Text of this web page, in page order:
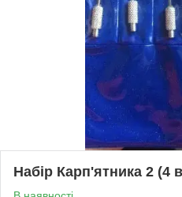
Набір Карп'ятника 2 (4